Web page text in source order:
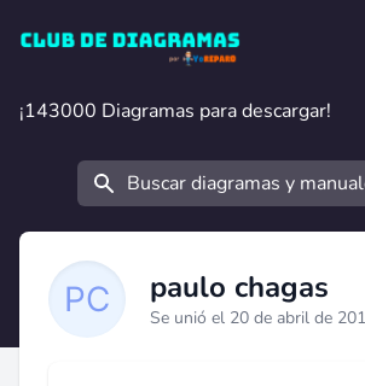
Club de Diagramas
¡143000 Diagramas para descargar!
¡143000 Diagramas para descargar!
Buscar
paulo chagas
Se unió el 20 de abril de